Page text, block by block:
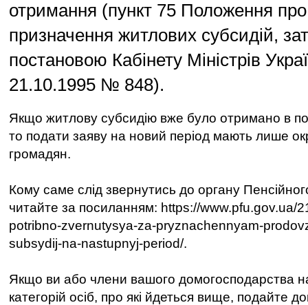
отримання (пункт 75 Положення
призначення житлових субсидій,
постановою Кабінету Міністрів
21.10.1995 № 848).
Якщо житлову субсидію вже було отримано в
то подати заяву на новий період мають лише
громадян.
Кому саме слід звернутись до органу
читайте за посиланням: https://www.pfu.gov.ua/
potribno-zvernutysya-za-pryznachennyam-
subsydij-na-nastupnyj-period/.
Якщо ви або члени вашого домогосподарства
категорій осіб, про які йдеться вище, подайте